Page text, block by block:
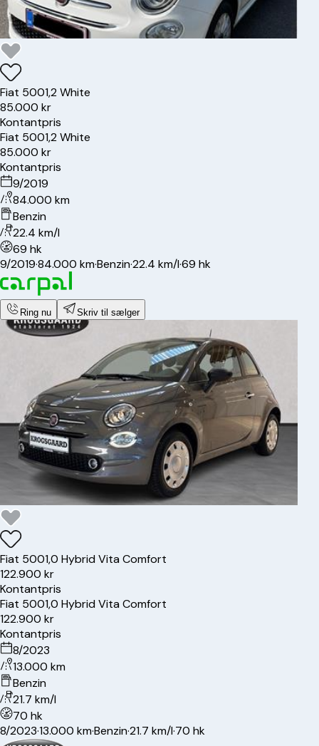
Fiat 5001,2 White
85.000 kr
Kontantpris
Fiat 5001,2 White
85.000 kr
Kontantpris
9/2019
84.000 km
Benzin
22.4 km/l
69 hk
9/2019·84.000 km·Benzin·22.4 km/l·69 hk
Ring nu Skriv til sælger
Fiat 5001,0 Hybrid Vita Comfort
122.900 kr
Kontantpris
Fiat 5001,0 Hybrid Vita Comfort
122.900 kr
Kontantpris
8/2023
13.000 km
Benzin
21.7 km/l
70 hk
8/2023·13.000 km·Benzin·21.7 km/l·70 hk